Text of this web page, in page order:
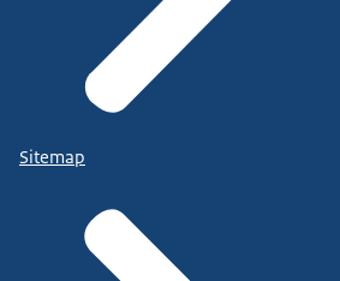
Sitemap